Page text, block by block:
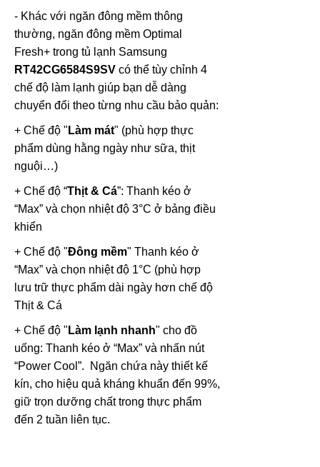
- Khác với ngăn đông mềm thông
thường, ngăn đông mềm Optimal
Fresh+ trong tủ lạnh Samsung
RT42CG6584S9SV có thể tùy chỉnh 4
chế độ làm lạnh giúp bạn dễ dàng
chuyển đổi theo từng nhu cầu bảo quản:
+ Chế độ " Làm mát" (phù hợp thực
phẩm dùng hằng ngày như sữa, thịt
nguội…)
+ Chế độ “Thịt & Cá”: Thanh kéo ở
“Max” và chọn nhiệt độ 3°C ở bảng điều
khiển
+ Chế độ "Đông mềm" Thanh kéo ở
“Max” và chọn nhiệt độ 1°C (phù hợp
lưu trữ thực phẩm dài ngày hơn chế độ
Thịt & Cá
+ Chế độ " Làm lạnh nhanh" cho đồ
uống: Thanh kéo ở “Max” và nhấn nút
“Power Cool”. Ngăn chứa này thiết kế
kín, cho hiệu quả kháng khuẩn đến 99%,
giữ trọn dưỡng chất trong thực phẩm
đến 2 tuần liên tục.